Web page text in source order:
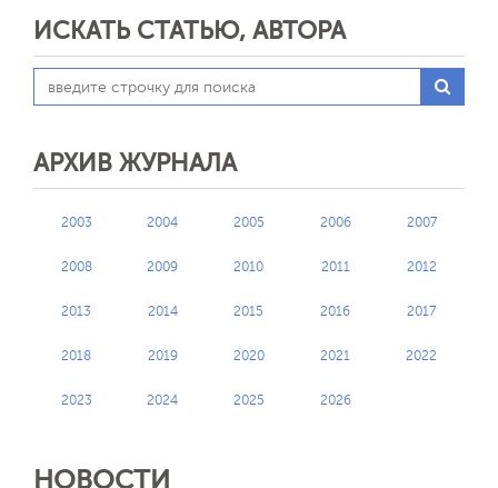
ИСКАТЬ СТАТЬЮ, АВТОРА
АРХИВ ЖУРНАЛА
2003 2004 2005 2006 2007
2008 2009 2010 2011 2012
2013 2014 2015 2016 2017
2018 2019 2020 2021 2022
2023 2024 2025 2026
НОВОСТИ